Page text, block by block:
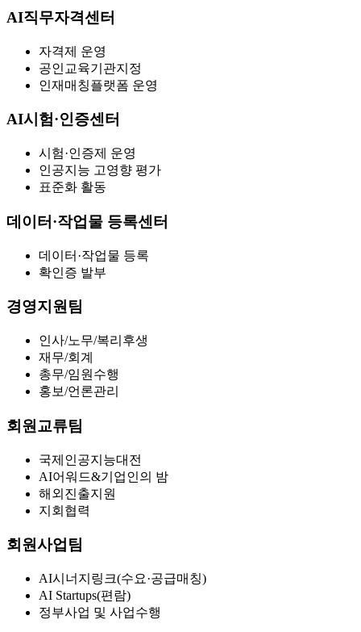
AI직무자격센터
자격제 운영
공인교육기관지정
인재매칭플랫폼 운영
AI시험·인증센터
시험·인증제 운영
인공지능 고영향 평가
표준화 활동
데이터·작업물 등록센터
데이터·작업물 등록
확인증 발부
경영지원팀
인사/노무/복리후생
재무/회계
총무/임원수행
홍보/언론관리
회원교류팀
국제인공지능대전
AI어워드&기업인의 밤
해외진출지원
지회협력
회원사업팀
AI시너지링크(수요·공급매칭)
AI Startups(편람)
정부사업 및 사업수행